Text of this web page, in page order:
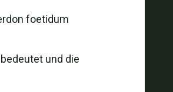
foetidum
und die